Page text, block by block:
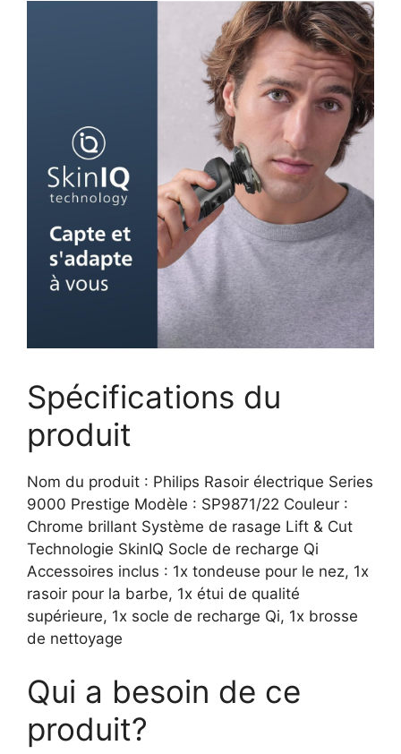
Spécifications du
produit
Nom du produit : Philips Rasoir électrique Series
9000 Prestige Modèle : SP9871/22 Couleur :
Chrome brillant Système de rasage Lift & Cut
Technologie SkinIQ Socle de recharge Qi
Accessoires inclus : 1x tondeuse pour le nez, 1x
rasoir pour la barbe, 1x étui de qualité
supérieure, 1x socle de recharge Qi, 1x brosse
de nettoyage
Qui a besoin de ce
produit?